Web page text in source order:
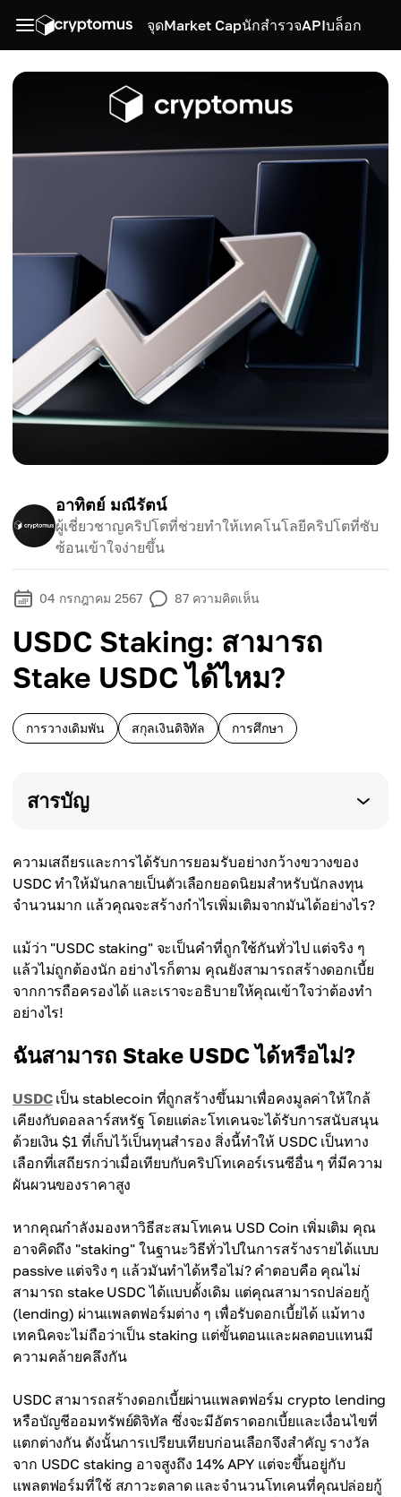
จุดMarket CapนักสำรวจAPIบล็อก
อาทิตย์ มณีรัตน์
ผู้เชี่ยวชาญคริปโตที่ช่วยทำให้เทคโนโลยีคริปโตที่ซับ
ซ้อนเข้าใจง่ายขึ้น
04 กรกฎาคม 2567 87 ความคิดเห็น
USDC Staking: สามารถ
Stake USDC ได้ไหม?
การวางเดิมพัน สกุลเงินดิจิทัล การศึกษา
สารบัญ
ความเสถียรและการได้รับการยอมรับอย่างกว้างขวางของ
USDC ทำให้มันกลายเป็นตัวเลือกยอดนิยมสำหรับนักลงทุน
จำนวนมาก แล้วคุณจะสร้างกำไรเพิ่มเติมจากมันได้อย่างไร?
แม้ว่า "USDC staking" จะเป็นคำที่ถูกใช้กันทั่วไป แต่จริง ๆ
แล้วไม่ถูกต้องนัก อย่างไรก็ตาม คุณยังสามารถสร้างดอกเบี้ย
จากการถือครองได้ และเราจะอธิบายให้คุณเข้าใจว่าต้องทำ
อย่างไร!
ฉันสามารถ Stake USDC ได้หรือไม่?
USDCเป็น stablecoin ที่ถูกสร้างขึ้นมาเพื่อคงมูลค่าให้ใกล้
เคียงกับดอลลาร์สหรัฐ โดยแต่ละโทเคนจะได้รับการสนับสนุน
ด้วยเงิน $1 ที่เก็บไว้เป็นทุนสำรอง สิ่งนี้ทำให้ USDC เป็นทาง
เลือกที่เสถียรกว่าเมื่อเทียบกับคริปโทเคอร์เรนซีอื่น ๆ ที่มีความ
ผันผวนของราคาสูง
หากคุณกำลังมองหาวิธีสะสมโทเคน USD Coin เพิ่มเติม คุณ
อาจคิดถึง "staking" ในฐานะวิธีทั่วไปในการสร้างรายได้แบบ
passive แต่จริง ๆ แล้วมันทำได้หรือไม่? คำตอบคือ คุณไม่
สามารถ stake USDC ได้แบบดั้งเดิม แต่คุณสามารถปล่อยกู้
(lending) ผ่านแพลตฟอร์มต่าง ๆ เพื่อรับดอกเบี้ยได้ แม้ทาง
เทคนิคจะไม่ถือว่าเป็น staking แต่ขั้นตอนและผลตอบแทนมี
ความคล้ายคลึงกัน
USDC สามารถสร้างดอกเบี้ยผ่านแพลตฟอร์ม crypto lending
หรือบัญชีออมทรัพย์ดิจิทัล ซึ่งจะมีอัตราดอกเบี้ยและเงื่อนไขที่
แตกต่างกัน ดังนั้นการเปรียบเทียบก่อนเลือกจึงสำคัญ รางวัล
จาก USDC staking อาจสูงถึง 14% APY แต่จะขึ้นอยู่กับ
แพลตฟอร์มที่ใช้ สภาวะตลาด และจำนวนโทเคนที่คุณปล่อยกู้